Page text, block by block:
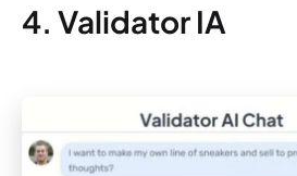
4. Validator IA